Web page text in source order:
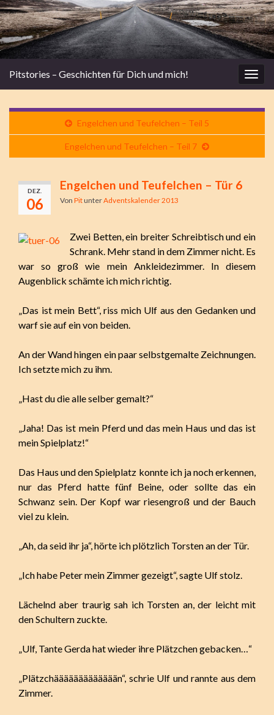
Pitstories – Geschichten für Dich und mich!
Engelchen und Teufelchen – Teil 5
Engelchen und Teufelchen – Teil 7
DEZ.
06
Engelchen und Teufelchen – Tür 6
Von PitunterAdventskalender 2013
Zwei Betten, ein breiter Schreibtisch und ein
Schrank. Mehr stand in dem Zimmer nicht. Es
war so groß wie mein Ankleidezimmer. In diesem
Augenblick schämte ich mich richtig.
„Das ist mein Bett“, riss mich Ulf aus den Gedanken und
warf sie auf ein von beiden.
An der Wand hingen ein paar selbstgemalte Zeichnungen.
Ich setzte mich zu ihm.
„Hast du die alle selber gemalt?“
„Jaha! Das ist mein Pferd und das mein Haus und das ist
mein Spielplatz!“
Das Haus und den Spielplatz konnte ich ja noch erkennen,
nur das Pferd hatte fünf Beine, oder sollte das ein
Schwanz sein. Der Kopf war riesengroß und der Bauch
viel zu klein.
„Ah, da seid ihr ja“, hörte ich plötzlich Torsten an der Tür.
„Ich habe Peter mein Zimmer gezeigt“, sagte Ulf stolz.
Lächelnd aber traurig sah ich Torsten an, der leicht mit
den Schultern zuckte.
„Ulf, Tante Gerda hat wieder ihre Plätzchen gebacken…“
„Plätzchäääääääääääään“, schrie Ulf und rannte aus dem
Zimmer.